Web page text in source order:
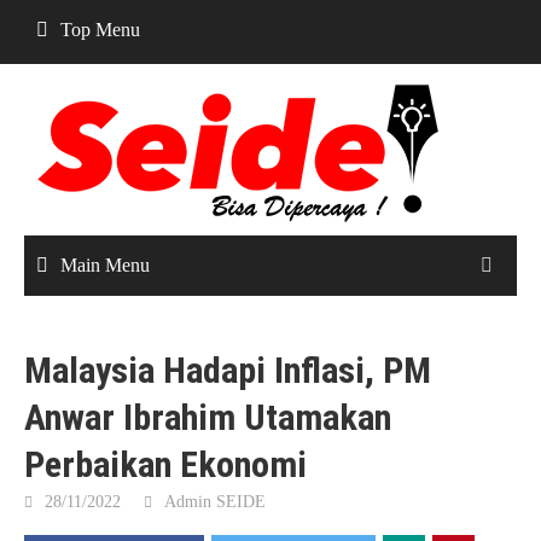
content
Top Menu
Main Menu
Malaysia Hadapi Inflasi, PM
Anwar Ibrahim Utamakan
Perbaikan Ekonomi
28/11/2022 Admin SEIDE